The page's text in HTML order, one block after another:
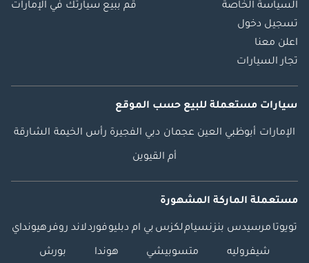
السياسة الخاصة
تسجيل دخول
اعلن معنا
تجار السيارات
قم ببيع سيارتك في الإمارات
سيارات مستعملة للبيع حسب الموقع
الإمارات أبوظبي العين عجمان دبي الفجيرة رأس الخيمة الشارقة
أم القيوين
مستعملة الماركة المشهورة
تويوتا مرسيدس بنزنسياملكزس بي ام دبليوفوردلاند روفرهيونداي
شيفروليه متسوبيشي هوندا بورش